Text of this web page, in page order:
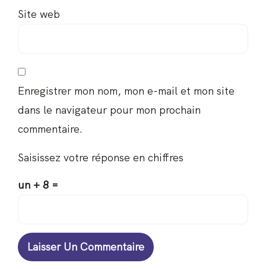
Site web
Enregistrer mon nom, mon e-mail et mon site
dans le navigateur pour mon prochain
commentaire.
Saisissez votre réponse en chiffres
un + 8 =